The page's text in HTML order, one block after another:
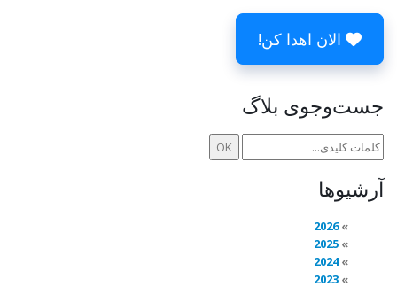
الان اهدا کن!
جست‌وجوی بلاگ
آرشیوها
2026
2025
2024
2023